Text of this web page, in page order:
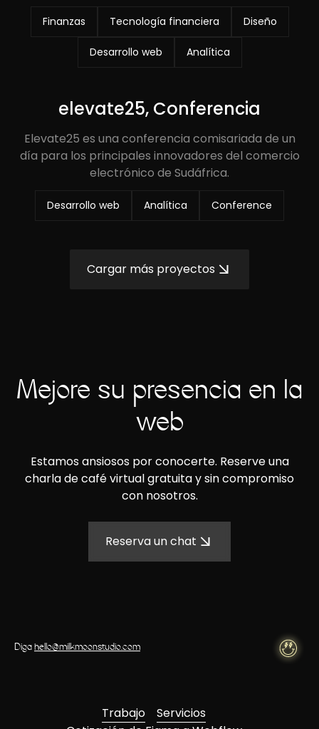
Finanzas Tecnología financiera Diseño
Desarrollo web Analítica
elevate25, Conferencia
Elevate25 es una conferencia comisariada de un
día para los principales innovadores del comercio
electrónico de Sudáfrica.
Desarrollo web Analítica Conference
Cargar más proyectos
Mejore su presencia en la
web
Estamos ansiosos por conocerte. Reserve una
charla de café virtual gratuita y sin compromiso
con nosotros.
Reserva un chat
Digahello@milkmoonstudio.com
Trabajo
Servicios